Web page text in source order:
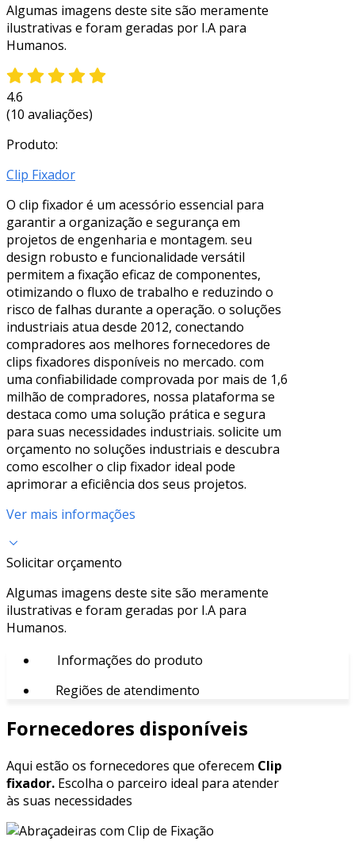
Algumas imagens deste site são meramente
ilustrativas e foram geradas por I.A para
Humanos.
4.6
(10 avaliações)
Produto:
Clip Fixador
O clip fixador é um acessório essencial para
garantir a organização e segurança em
projetos de engenharia e montagem. seu
design robusto e funcionalidade versátil
permitem a fixação eficaz de componentes,
otimizando o fluxo de trabalho e reduzindo o
risco de falhas durante a operação. o soluções
industriais atua desde 2012, conectando
compradores aos melhores fornecedores de
clips fixadores disponíveis no mercado. com
uma confiabilidade comprovada por mais de 1,6
milhão de compradores, nossa plataforma se
destaca como uma solução prática e segura
para suas necessidades industriais. solicite um
orçamento no soluções industriais e descubra
como escolher o clip fixador ideal pode
aprimorar a eficiência dos seus projetos.
Ver mais informações
Solicitar orçamento
Algumas imagens deste site são meramente
ilustrativas e foram geradas por I.A para
Humanos.
Informações do produto
Regiões de atendimento
Fornecedores disponíveis
Aqui estão os fornecedores que oferecem Clip
fixador. Escolha o parceiro ideal para atender
às suas necessidades